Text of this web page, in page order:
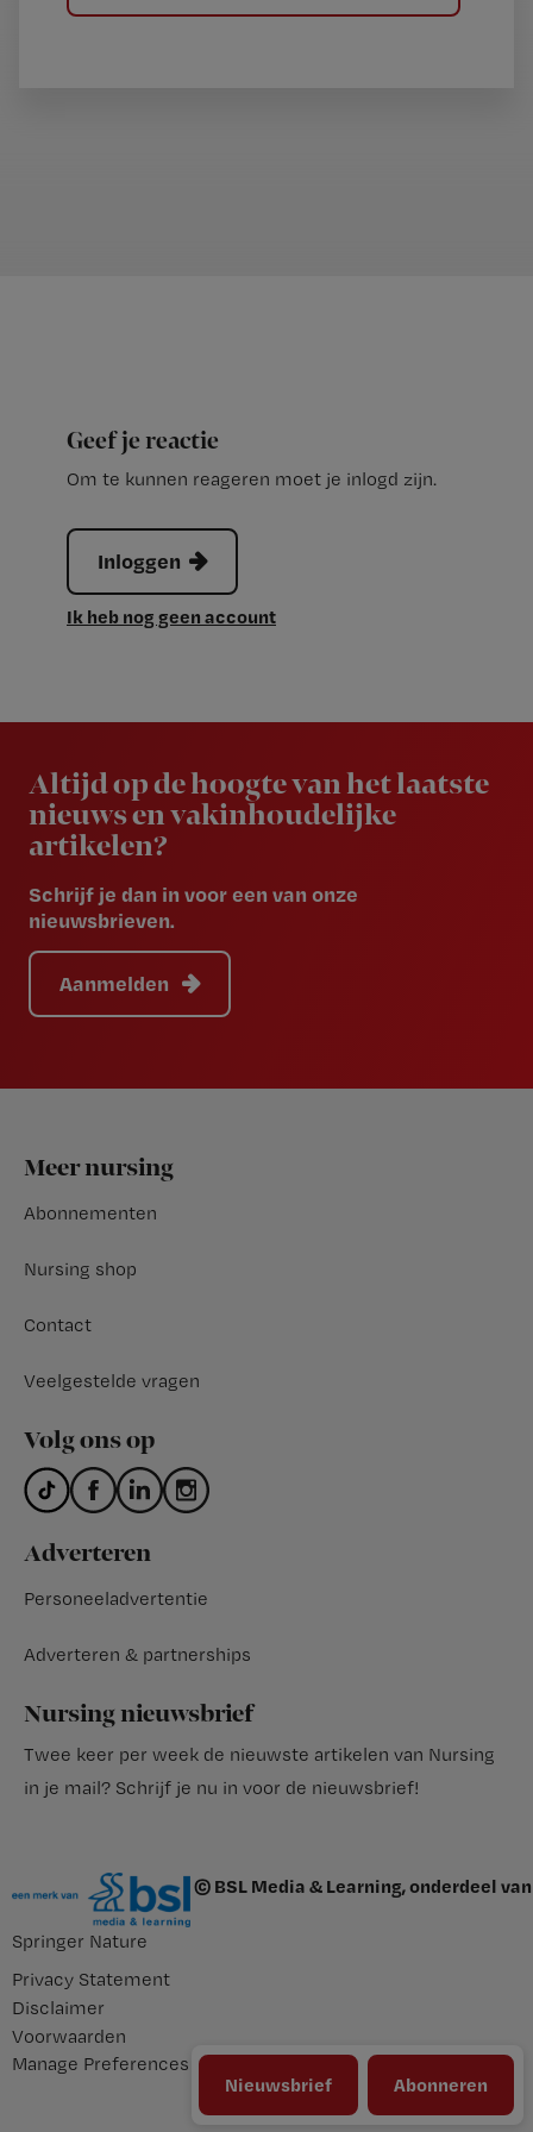
Nieuwsbrief Abonneren
Geef je reactie
Om te kunnen reageren moet je inlogd zijn.
Inloggen
Ik heb nog geen account
Altijd op de hoogte van het laatste
nieuws en vakinhoudelijke
artikelen?
Schrijf je dan in voor een van onze
nieuwsbrieven.
Aanmelden
Footer
Meer nursing
Abonnementen
Nursing shop
Contact
Veelgestelde vragen
Volg ons op
Adverteren
Personeeladvertentie
Adverteren & partnerships
Nursing nieuwsbrief
Twee keer per week de nieuwste artikelen van Nursing
in je mail? Schrijf je nu in voor de nieuwsbrief!
© BSL Media & Learning, onderdeel van
Springer Nature
Privacy Statement
Disclaimer
Voorwaarden
Manage Preferences